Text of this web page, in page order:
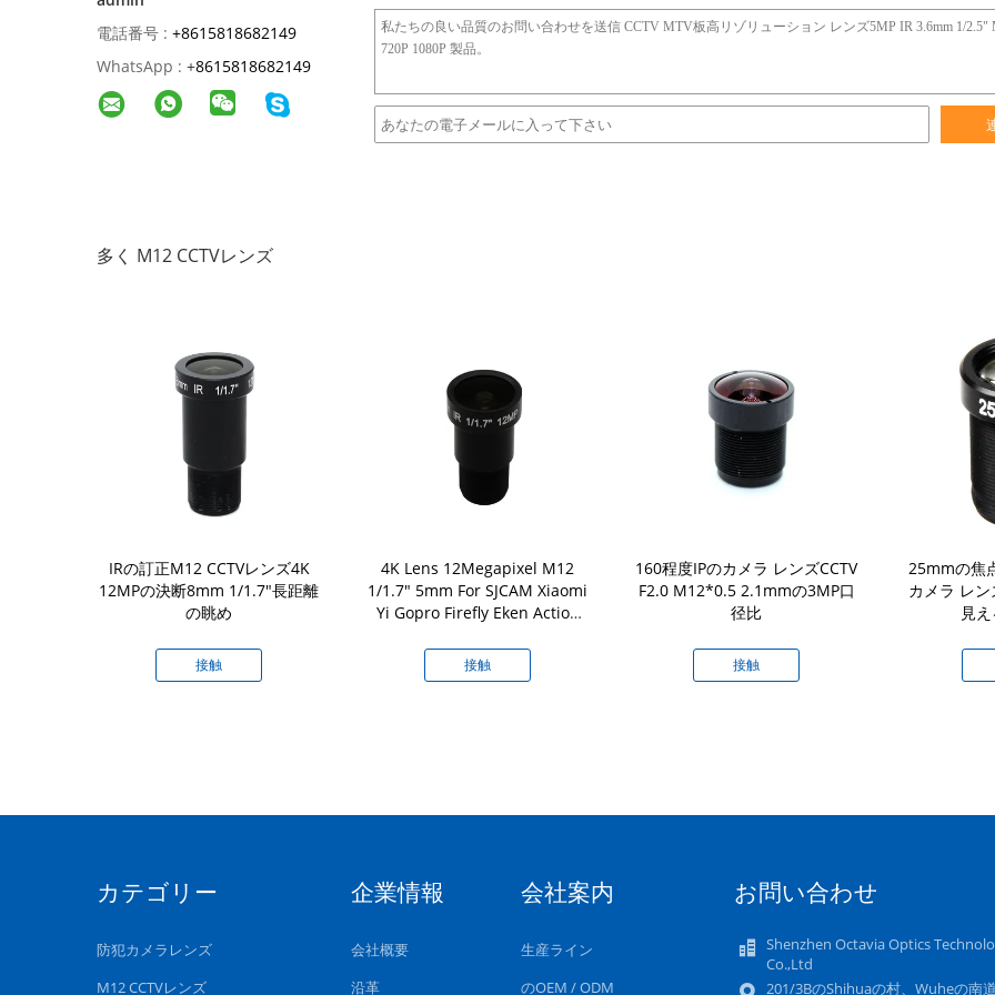
電話番号 : +8615818682149
WhatsApp : +8615818682149
多く M12 CCTVレンズ
IRの訂正M12 CCTVレンズ4K
12MPの決断8mm 1/1.7"長距離
の眺め
接触
4K Lens 12Megapixel M12
1/1.7" 5mm For SJCAM Xiaomi
Yi Gopro Firefly Eken Action
UAVS
接触
160程度IPのカメラ レンズCCTV
F2.0 M12*0.5 2.1mmの3MP口
径比
接触
25mmの焦
カメラ レ
見
カテゴリー
防犯カメラレンズ
M12 CCTVレンズ
企業情報
会社概要
沿革
会社案内
生産ライン
のOEM / ODM
お問い合わせ
Shenzhen Octavia Optics
Co.,Ltd
201/3BのShihuaの村、Wuheの南